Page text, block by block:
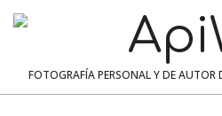
ApiWA
FOTOGRAFÍA PERSONAL Y DE AUTOR